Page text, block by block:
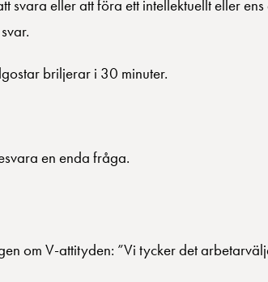
svara eller att föra ett intellektuellt eller
briljerar i 30 minuter.
en enda fråga.
om V-attityden: ”Vi tycker det